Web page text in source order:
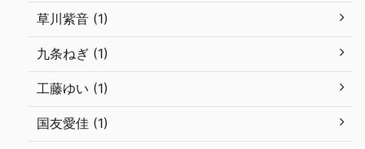
草川紫音 (1)
九条ねぎ (1)
工藤ゆい (1)
国友愛佳 (1)